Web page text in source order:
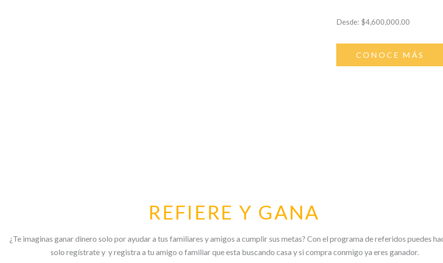
Desde: $4,600,000.00
CONOCE MÁS
REFIERE Y GANA
¿Te imaginas ganar dinero solo por ayudar a tus familiares y amigos a cumplir sus metas? Con el programa de referidos puedes
solo regístrate y y registra a tu amigo o familiar que esta buscando casa y si compra conmigo ya eres ganador.